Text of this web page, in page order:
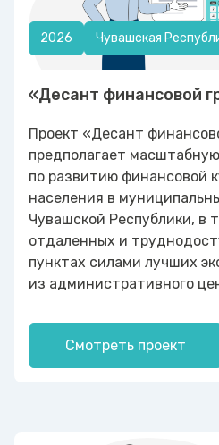
2026 Чувашская
«Десант финансовой
Проект «Десант
предполагает
по развитию финансовой
населения в
Чувашской Республики, в
отдаленных и
пунктах силами лучших
из административного
Смотреть проект